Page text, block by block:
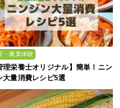
・農業体験
理栄養士オリジナル】簡単！ニン
大量消費レシピ5選